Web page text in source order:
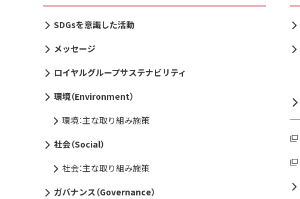
SDGsを意識した活動
メッセージ
ロイヤルグループサステナビリティ
環境（Environment）
環境：主な取り組み施策
社会（Social）
社会：主な取り組み施策
ガバナンス（Governance）